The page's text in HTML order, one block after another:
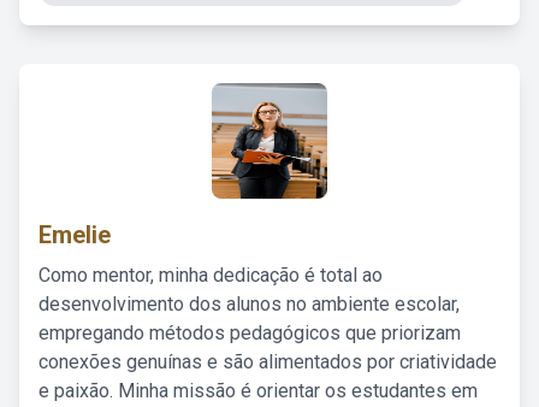
Emelie
Como mentor, minha dedicação é total ao
desenvolvimento dos alunos no ambiente escolar,
empregando métodos pedagógicos que priorizam
conexões genuínas e são alimentados por criatividade
e paixão. Minha missão é orientar os estudantes em